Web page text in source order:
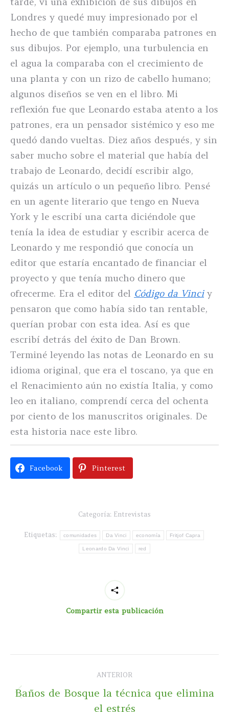
Londres y quedé muy impresionado por el
hecho de que también comparaba patrones en
sus dibujos. Por ejemplo, una turbulencia en
el agua la comparaba con el crecimiento de
una planta y con un rizo de cabello humano;
algunos diseños se ven en el libro. Mi
reflexión fue que Leonardo estaba atento a los
patrones, era un pensador sistémico y eso me
quedó dando vueltas. Diez años después, y sin
saber mucho sobre el material que había del
trabajo de Leonardo, decidí escribir algo,
quizás un artículo o un pequeño libro. Pensé
en un agente literario que tengo en Nueva
York y le escribí una carta diciéndole que
tenía la idea de estudiar y escribir acerca de
Leonardo y me respondió que conocía un
editor que estaría encantado de financiar el
proyecto y que tenía mucho dinero que
ofrecerme. Era el editor del Código da Vinciy
pensaron que como había sido tan rentable,
querían probar con esta idea. Así es que
escribí detrás del éxito de Dan Brown.
Terminé leyendo las notas de Leonardo en su
idioma original, que era el toscano, ya que en
el Renacimiento aún no existía Italia, y como
leo en italiano, comprendí cerca del ochenta
por ciento de los manuscritos originales. De
esta historia nace este libro.
Facebook Pinterest
Categoría: Entrevistas
Etiquetas: comunidades Da Vinci economía Fritjof Capra
Leonardo Da Vinci red
Compartir esta publicación
entre
ANTERIOR
Publicación
Baños de Bosque la técnica que elimina
el estrés